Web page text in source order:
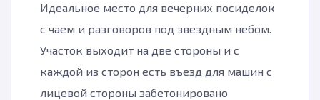
Идеальное место для вечерних посиделок
с чаем и разговоров под звездным небом.
Участок выходит на две стороны и с
каждой из сторон есть въезд для машин с
лицевой стороны забетонировано